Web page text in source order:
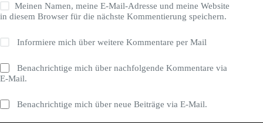
Meinen Namen, meine E-Mail-Adresse und meine Website
in diesem Browser für die nächste Kommentierung speichern.
Informiere mich über weitere Kommentare per Mail
Benachrichtige mich über nachfolgende Kommentare via
E-Mail.
Benachrichtige mich über neue Beiträge via E-Mail.